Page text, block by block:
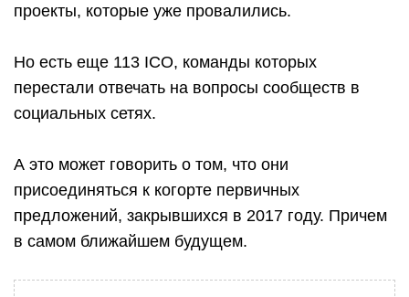
проекты, которые уже провалились.
Но есть еще 113 ICO, команды которых
перестали отвечать на вопросы сообществ в
социальных сетях.
А это может говорить о том, что они
присоединяться к когорте первичных
предложений, закрывшихся в 2017 году. Причем
в самом ближайшем будущем.